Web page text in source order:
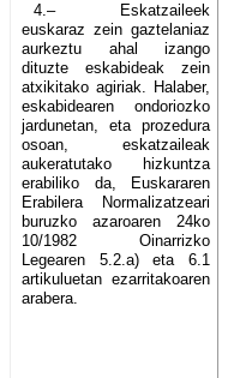
4.– Eskatzaileek
euskaraz zein gaztelaniaz
aurkeztu ahal izango
dituzte eskabideak zein
atxikitako agiriak. Halaber,
eskabidearen ondoriozko
jardunetan, eta prozedura
osoan, eskatzaileak
aukeratutako hizkuntza
erabiliko da, Euskararen
Erabilera Normalizatzeari
buruzko azaroaren 24ko
10/1982 Oinarrizko
Legearen 5.2.a) eta 6.1
artikuluetan ezarritakoaren
arabera.